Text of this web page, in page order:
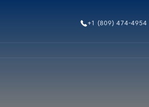
+1 (809) 474-4954